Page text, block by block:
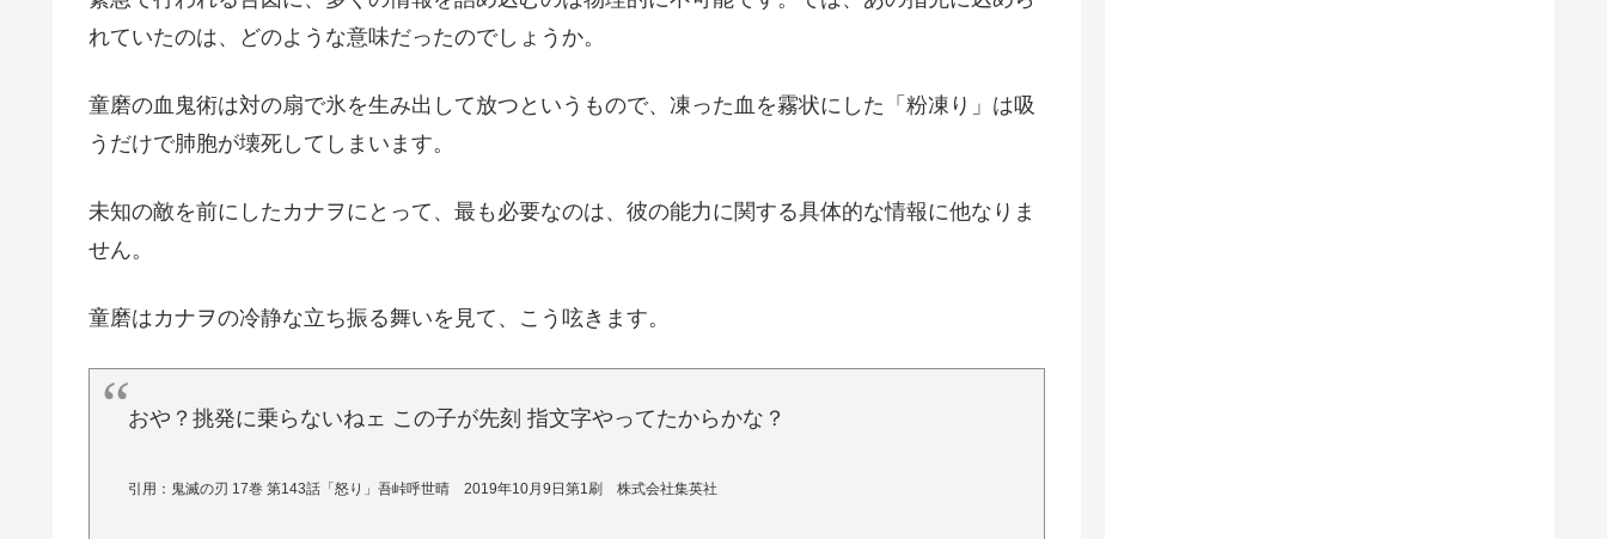
れていたのは、どのような意味だったのでしょうか。
童磨の血鬼術は対の扇で氷を生み出して放つというもので、凍った血を霧状にした「粉凍り」は吸
うだけで肺胞が壊死してしまいます。
未知の敵を前にしたカナヲにとって、最も必要なのは、彼の能力に関する具体的な情報に他なりま
せん。
童磨はカナヲの冷静な立ち振る舞いを見て、こう呟きます。
おや？挑発に乗らないねェ この子が先刻 指文字やってたからかな？
引用：鬼滅の刃 17巻 第143話「怒り」吾峠呼世晴 2019年10月9日第1刷 株式会社集英社